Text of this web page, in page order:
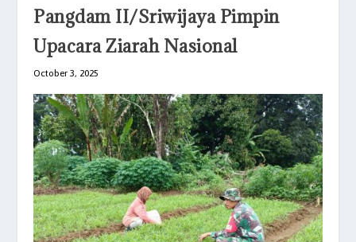
Pangdam II/Sriwijaya Pimpin
Upacara Ziarah Nasional
October 3, 2025